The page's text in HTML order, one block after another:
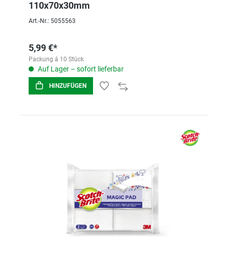
110x70x30mm
Art.-Nr.: 5055563
5,99 €*
Packung á 10 Stück
Auf Lager – sofort lieferbar
HINZUFÜGEN